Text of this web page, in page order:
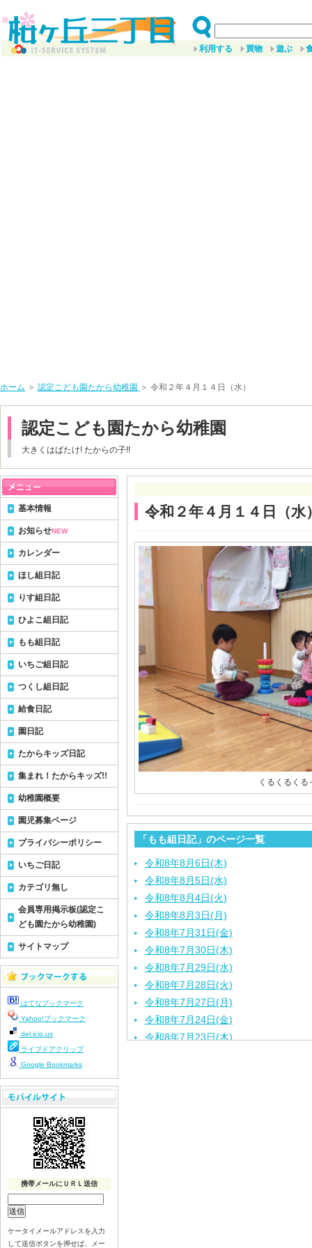
利用する 買物 遊ぶ
ホーム ＞ 認定こども園たから幼稚園 ＞ 令和２年４月１４日（水）
認定こども園たから幼稚園
大きくはばたけ! たからの子!!
令和２年４月１４日（水
くるくるくる
「もも組日記」のページ一覧
令和8年8月6日(木)
令和8年8月5日(水)
令和8年8月4日(火)
令和8年8月3日(月)
令和8年7月31日(金)
令和8年7月30日(木)
令和8年7月29日(水)
令和8年7月28日(火)
令和8年7月27日(月)
令和8年7月24日(金)
令和8年7月23日(木)
基本情報
お知らせNEW
カレンダー
ほし組日記
りす組日記
ひよこ組日記
もも組日記
いちご組日記
つくし組日記
給食日記
園日記
たからキッズ日記
集まれ！たからキッズ!!
幼稚園概要
園児募集ページ
プライバシーポリシー
いちご日記
カテゴリ無し
会員専用掲示板(認定こ
ども園たから幼稚園)
サイトマップ
はてなブックマーク
Yahoo!ブックマーク
del.icio.us
ライブドアクリップ
Google Bookmarks
携帯メールにＵＲＬ送信
ケータイメールアドレスを入力
して送信ボタンを押せば、メー